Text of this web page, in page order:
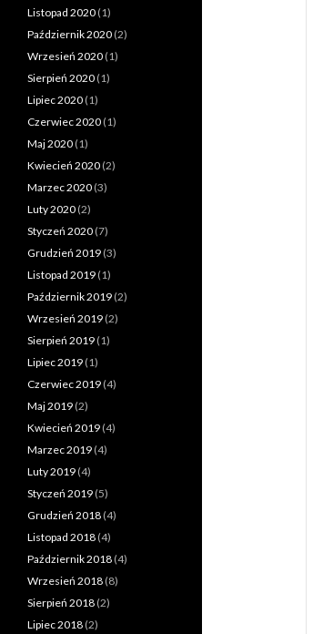
Listopad 2020 (1)
Październik 2020 (2)
Wrzesień 2020 (1)
Sierpień 2020 (1)
Lipiec 2020 (1)
Czerwiec 2020 (1)
Maj 2020 (1)
Kwiecień 2020 (2)
Marzec 2020 (3)
Luty 2020 (2)
Styczeń 2020 (7)
Grudzień 2019 (3)
Listopad 2019 (1)
Październik 2019 (2)
Wrzesień 2019 (2)
Sierpień 2019 (1)
Lipiec 2019 (1)
Czerwiec 2019 (4)
Maj 2019 (2)
Kwiecień 2019 (4)
Marzec 2019 (4)
Luty 2019 (4)
Styczeń 2019 (5)
Grudzień 2018 (4)
Listopad 2018 (4)
Październik 2018 (4)
Wrzesień 2018 (8)
Sierpień 2018 (2)
Lipiec 2018 (2)